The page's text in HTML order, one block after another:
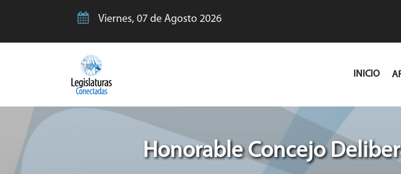
Viernes, 07 de Agosto 2026
INICIO
Honorable Concejo